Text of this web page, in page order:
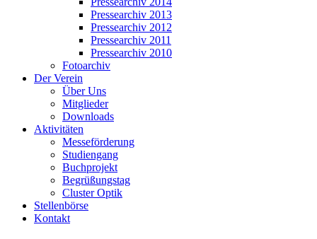
Pressearchiv 2013
Pressearchiv 2012
Pressearchiv 2011
Pressearchiv 2010
Fotoarchiv
Der Verein
Über Uns
Mitglieder
Downloads
Aktivitäten
Messeförderung
Studiengang
Buchprojekt
Begrüßungstag
Cluster Optik
Stellenbörse
Kontakt